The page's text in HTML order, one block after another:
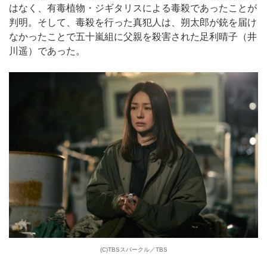
はなく、有毒植物・ジギタリスによる毒殺であったことが
判明。そして、毒殺を行った真犯人は、朔太郎が銃を届け
なかったことで五十嵐組に父親を殺害された足利晴子（井
川遥）であった。
(C)TBSスパークル／TBS